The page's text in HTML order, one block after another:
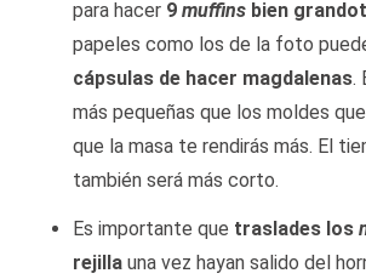
para hacer 9 muffins bien
papeles como los de la foto
cápsulas de hacer magdalenas.
más pequeñas que los moldes
que la masa te rendirás más. El
también será más corto.
Es importante que traslades los
rejilla una vez hayan salido del